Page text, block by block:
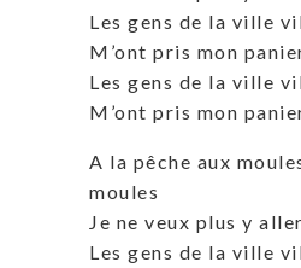
Les gens de la ville
M’ont pris mon
Les gens de la ville
M’ont pris mon
A la pêche aux
moules
Je ne veux plus y
Les gens de la ville